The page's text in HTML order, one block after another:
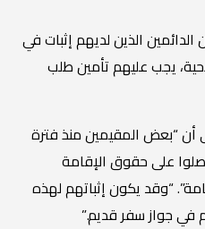
الدائمين الذين لديهم إثبات في
يجب عليهم تأمين طلب
أن “بعض المقيمين منذ فترة
على حقوق الإقامة
“وقد يكون إثباتهم لهذه
في جواز سفر قديم.”